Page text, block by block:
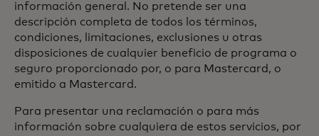
información general. No pretende ser una
descripción completa de todos los términos,
condiciones, limitaciones, exclusiones u otras
disposiciones de cualquier beneficio de programa o
seguro proporcionado por, o para Mastercard, o
emitido a Mastercard.
Para presentar una reclamación o para más
información sobre cualquiera de estos servicios, por